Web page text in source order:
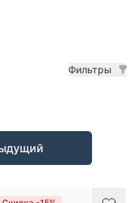
Фильтры